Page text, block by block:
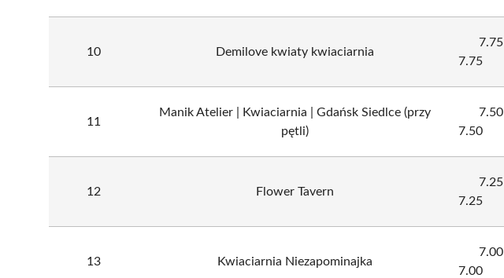
10 Demilove kwiaty kwiaciarnia
7.75
7.75
11
Manik Atelier | Kwiaciarnia | Gdańsk Siedlce (przy
pętli)
7.50
7.50
12 Flower Tavern
7.25
7.25
13 Kwiaciarnia Niezapominajka
7.00
7.00